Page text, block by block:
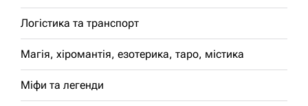
Логістика та транспорт
Магія, хіромантія, езотерика, таро, містика
Міфи та легенди